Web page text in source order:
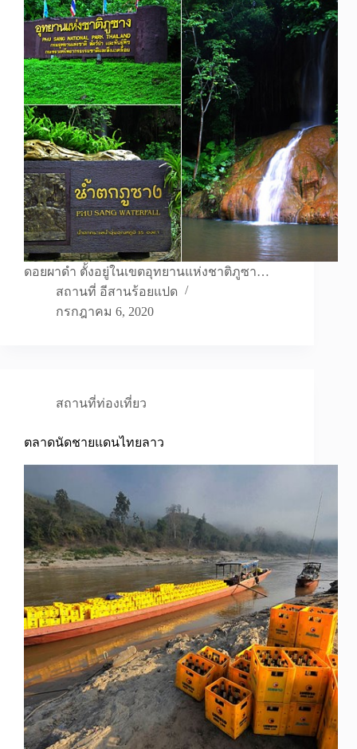
ดอยผาดำ ตั้งอยู่ในเขตอุทยานแห่งชาติภูซา…
สถานที่ อีสานร้อยแปด
กรกฎาคม 6, 2020
สถานที่ท่องเที่ยว
ตลาดนัดชายแดนไทยลาว